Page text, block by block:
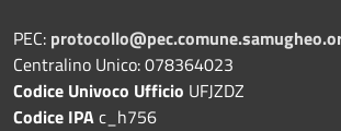
PEC:
Centralino Unico: 078364023
Codice Univoco Ufficio UFJZDZ
Codice IPAc_h756